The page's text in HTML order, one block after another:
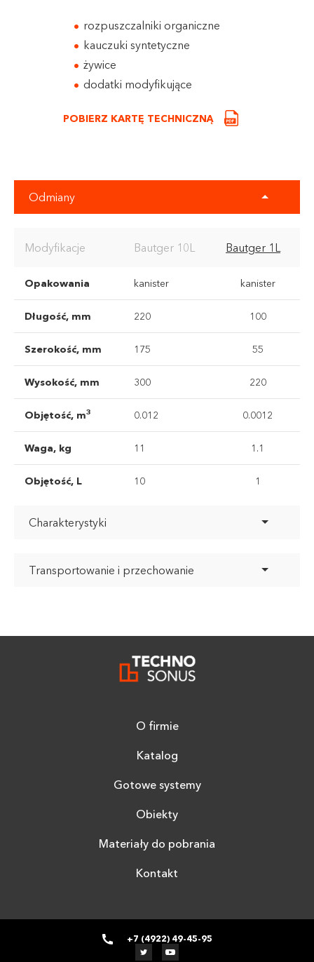
rozpuszczalniki organiczne
kauczuki syntetyczne
żywice
dodatki modyfikujące
POBIERZ KARTĘ TECHNICZNĄ
Odmiany
Modyfikacje Bautger 10L Bautger 1L
Opakowania kanister kanister
Długość, mm 220 100
Szerokość, mm 175 55
Wysokość, mm 300 220
Objętość, m3 0.012 0.0012
Waga, kg 11 1.1
Objętość, L 10 1
Charakterystyki
Transportowanie i przechowanie
O firmie
Katalog
Gotowe systemy
Obiekty
Materiały do pobrania
Kontakt
+7 (4922) 49-45-95